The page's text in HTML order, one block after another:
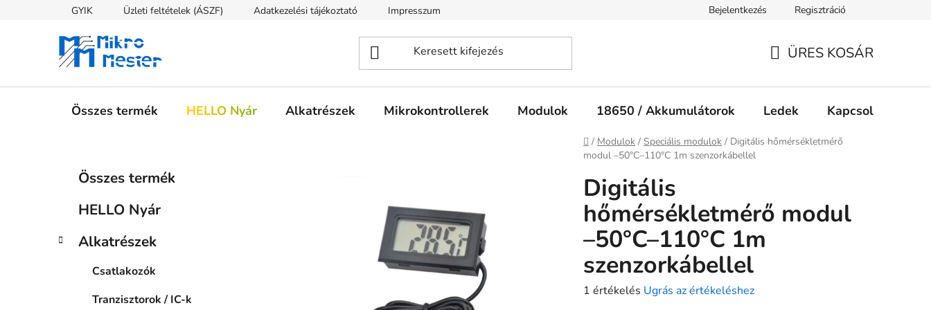
tartalomhoz
GYIK Üzleti feltételek (ÁSZF) Adatkezelési tájékoztató Impresszum Süti tájékoztató
Bejelentkezés Regisztráció
ÜRES KOSÁR
Összes termék HELLO Nyár Alkatrészek Mikrokontrollerek Modulok 18650 / Akkumulátorok Ledek Kapcsolók
Kezdőlap
/ Modulok / Speciális modulok / Digitális hőmérsékletmérő
modul –50°C–110°C 1m szenzorkábellel
l
Kategóriák
átugrása
ó
Összes termék
HELLO Nyár
Alkatrészek
Csatlakozók
Tranzisztorok / IC-k
Digitális
hőmérsékletmérő modul
–50°C–110°C 1m
szenzorkábellel
A
1 értékelés Ugrás az értékeléshez